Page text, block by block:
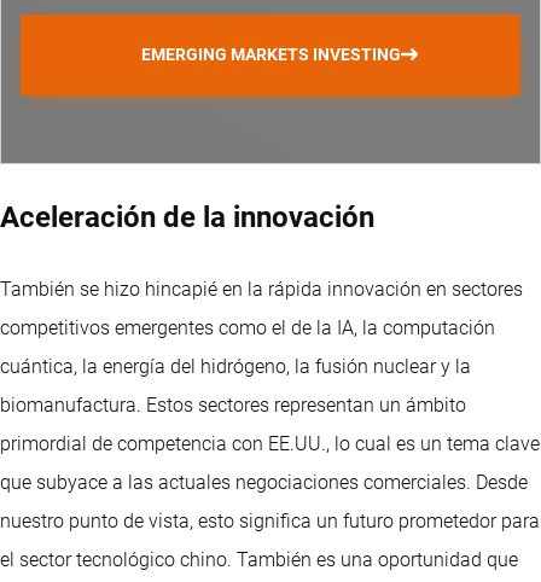
EMERGING MARKETS INVESTING
Aceleración de la innovación
También se hizo hincapié en la rápida innovación en sectores
competitivos emergentes como el de la IA, la computación
cuántica, la energía del hidrógeno, la fusión nuclear y la
biomanufactura. Estos sectores representan un ámbito
primordial de competencia con EE.UU., lo cual es un tema clave
que subyace a las actuales negociaciones comerciales. Desde
nuestro punto de vista, esto significa un futuro prometedor para
el sector tecnológico chino. También es una oportunidad que